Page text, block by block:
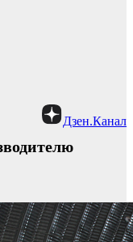
Дзен.Канал